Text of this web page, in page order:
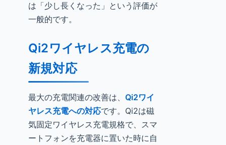
は「少し長くなった」という評価が
一般的です。
Qi2ワイヤレス充電の
新規対応
最大の充電関連の改善は、 Qi2ワイ
ヤレス充電への対応です。Qi2は磁
気固定ワイヤレス充電規格で、スマ
ートフォンを充電器に置いた時に自